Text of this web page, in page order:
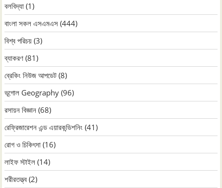
বলবিদ্যা (1)
বাংলা সকল এসএমএস (444)
বিশ্ব পরিচয় (3)
ব্যাকরণ (81)
ব্রেকিং নিউজ আপডেট (8)
ভূগোল Geography (96)
রসায়ন বিজ্ঞান (68)
রেফ্রিজারেশন এন্ড এয়ারকন্ডিশনিং (41)
রোগ ও চিকিৎসা (16)
লাইফ স্টাইল (14)
শরীরতত্ত্ব (2)